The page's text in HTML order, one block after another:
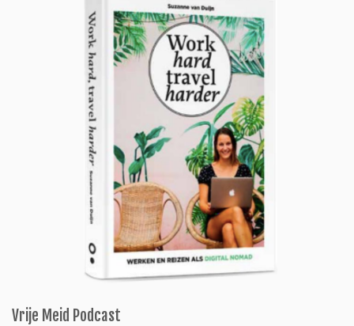
Vrije Meid Podcast